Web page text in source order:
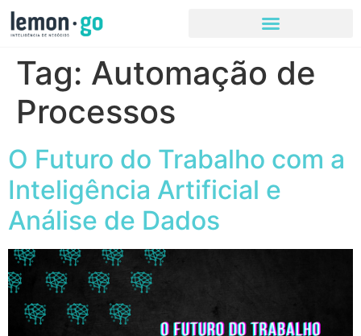
Tag: Automação de
Processos
O Futuro do Trabalho com a
Inteligência Artificial e
Análise de Dados